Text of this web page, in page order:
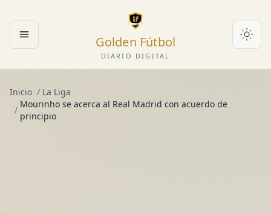
Abrir menú Golden Fútbol
DIARIO DIGITAL
Inicio / La Liga
/
Mourinho se acerca al Real Madrid con acuerdo de
principio